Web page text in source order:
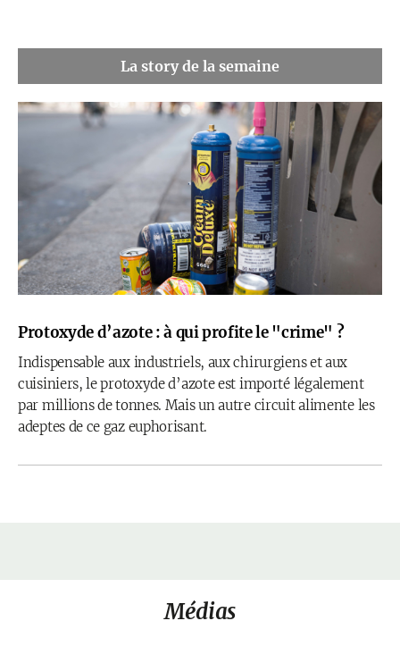
La story de la semaine
Protoxyde d’azote : à qui profite le "crime" ?
Indispensable aux industriels, aux chirurgiens et aux
cuisiniers, le protoxyde d’azote est importé légalement
par millions de tonnes. Mais un autre circuit alimente les
adeptes de ce gaz euphorisant.
Médias